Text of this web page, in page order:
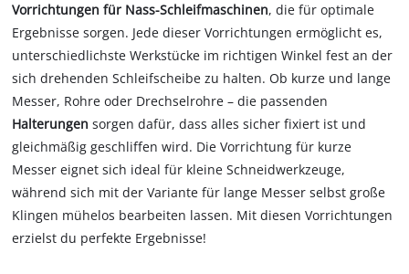
Vorrichtungen für Nass-Schleifmaschinen, die für optimale
Ergebnisse sorgen. Jede dieser Vorrichtungen ermöglicht es,
unterschiedlichste Werkstücke im richtigen Winkel fest an der
sich drehenden Schleifscheibe zu halten. Ob kurze und lange
Messer, Rohre oder Drechselrohre – die passenden
Halterungensorgen dafür, dass alles sicher fixiert ist und
gleichmäßig geschliffen wird. Die Vorrichtung für kurze
Messer eignet sich ideal für kleine Schneidwerkzeuge,
während sich mit der Variante für lange Messer selbst große
Klingen mühelos bearbeiten lassen. Mit diesen Vorrichtungen
erzielst du perfekte Ergebnisse!